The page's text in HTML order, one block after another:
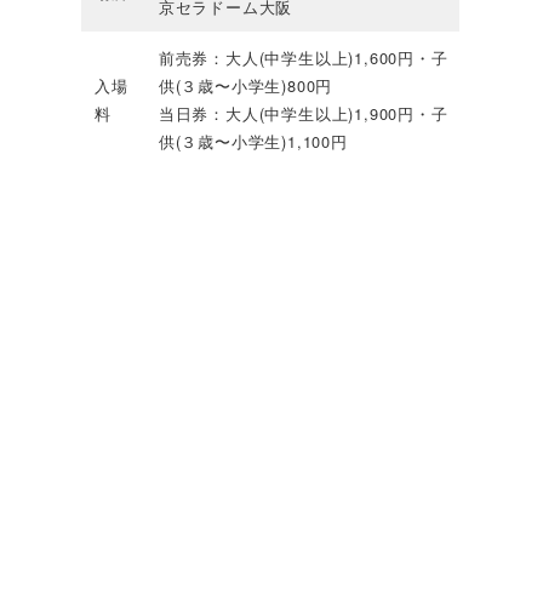
京セラドーム大阪
入場
料
前売券：大人(中学生以上)1,600円・子
供(３歳〜小学生)800円
当日券：大人(中学生以上)1,900円・子
供(３歳〜小学生)1,100円